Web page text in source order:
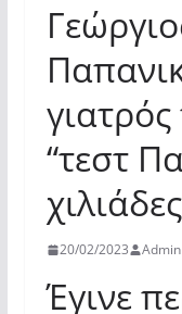
“τεστ
20/02/2023 Admin
Έγινε